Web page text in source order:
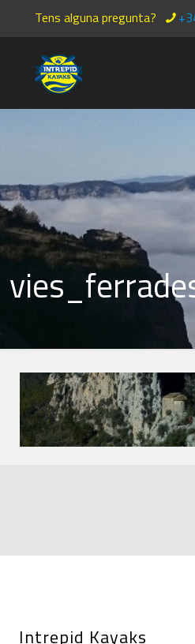
Tens alguna pregunta?
Intrepid Kayaks